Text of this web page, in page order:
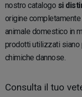
nostro catalogo si
origine
animale domestico in
prodotti utilizzati
chimiche dannose.
Consulta il tuo